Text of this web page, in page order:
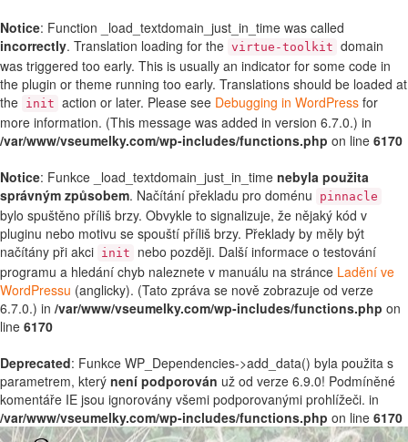
Notice: Function _load_textdomain_just_in_time was called
incorrectly. Translation loading for the virtue-toolkit domain
was triggered too early. This is usually an indicator for some code in
the plugin or theme running too early. Translations should be loaded at
the init action or later. Please see Debugging in WordPress for
more information. (This message was added in version 6.7.0.) in
/var/www/vseumelky.com/wp-includes/functions.php on line 6170
Notice: Funkce _load_textdomain_just_in_time nebyla použita
správným způsobem. Načítání překladu pro doménu pinnacle
bylo spuštěno příliš brzy. Obvykle to signalizuje, že nějaký kód v
pluginu nebo motivu se spouští příliš brzy. Překlady by měly být
načítány při akci init
nebo později. Další informace o testování
programu a hledání chyb naleznete v manuálu na stránce Ladění ve
WordPressu (anglicky). (Tato zpráva se nově zobrazuje od verze
6.7.0.) in /var/www/vseumelky.com/wp-includes/functions.php on
line 6170
Deprecated: Funkce WP_Dependencies->add_data() byla použita s
parametrem, který není podporován už od verze 6.9.0! Podmíněné
komentáře IE jsou ignorovány všemi podporovanými prohlížeči. in
/var/www/vseumelky.com/wp-includes/functions.php on line 6170